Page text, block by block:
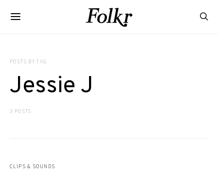
POSTS BY TAG
Jessie J
3 POSTS
CLIPS & SOUNDS